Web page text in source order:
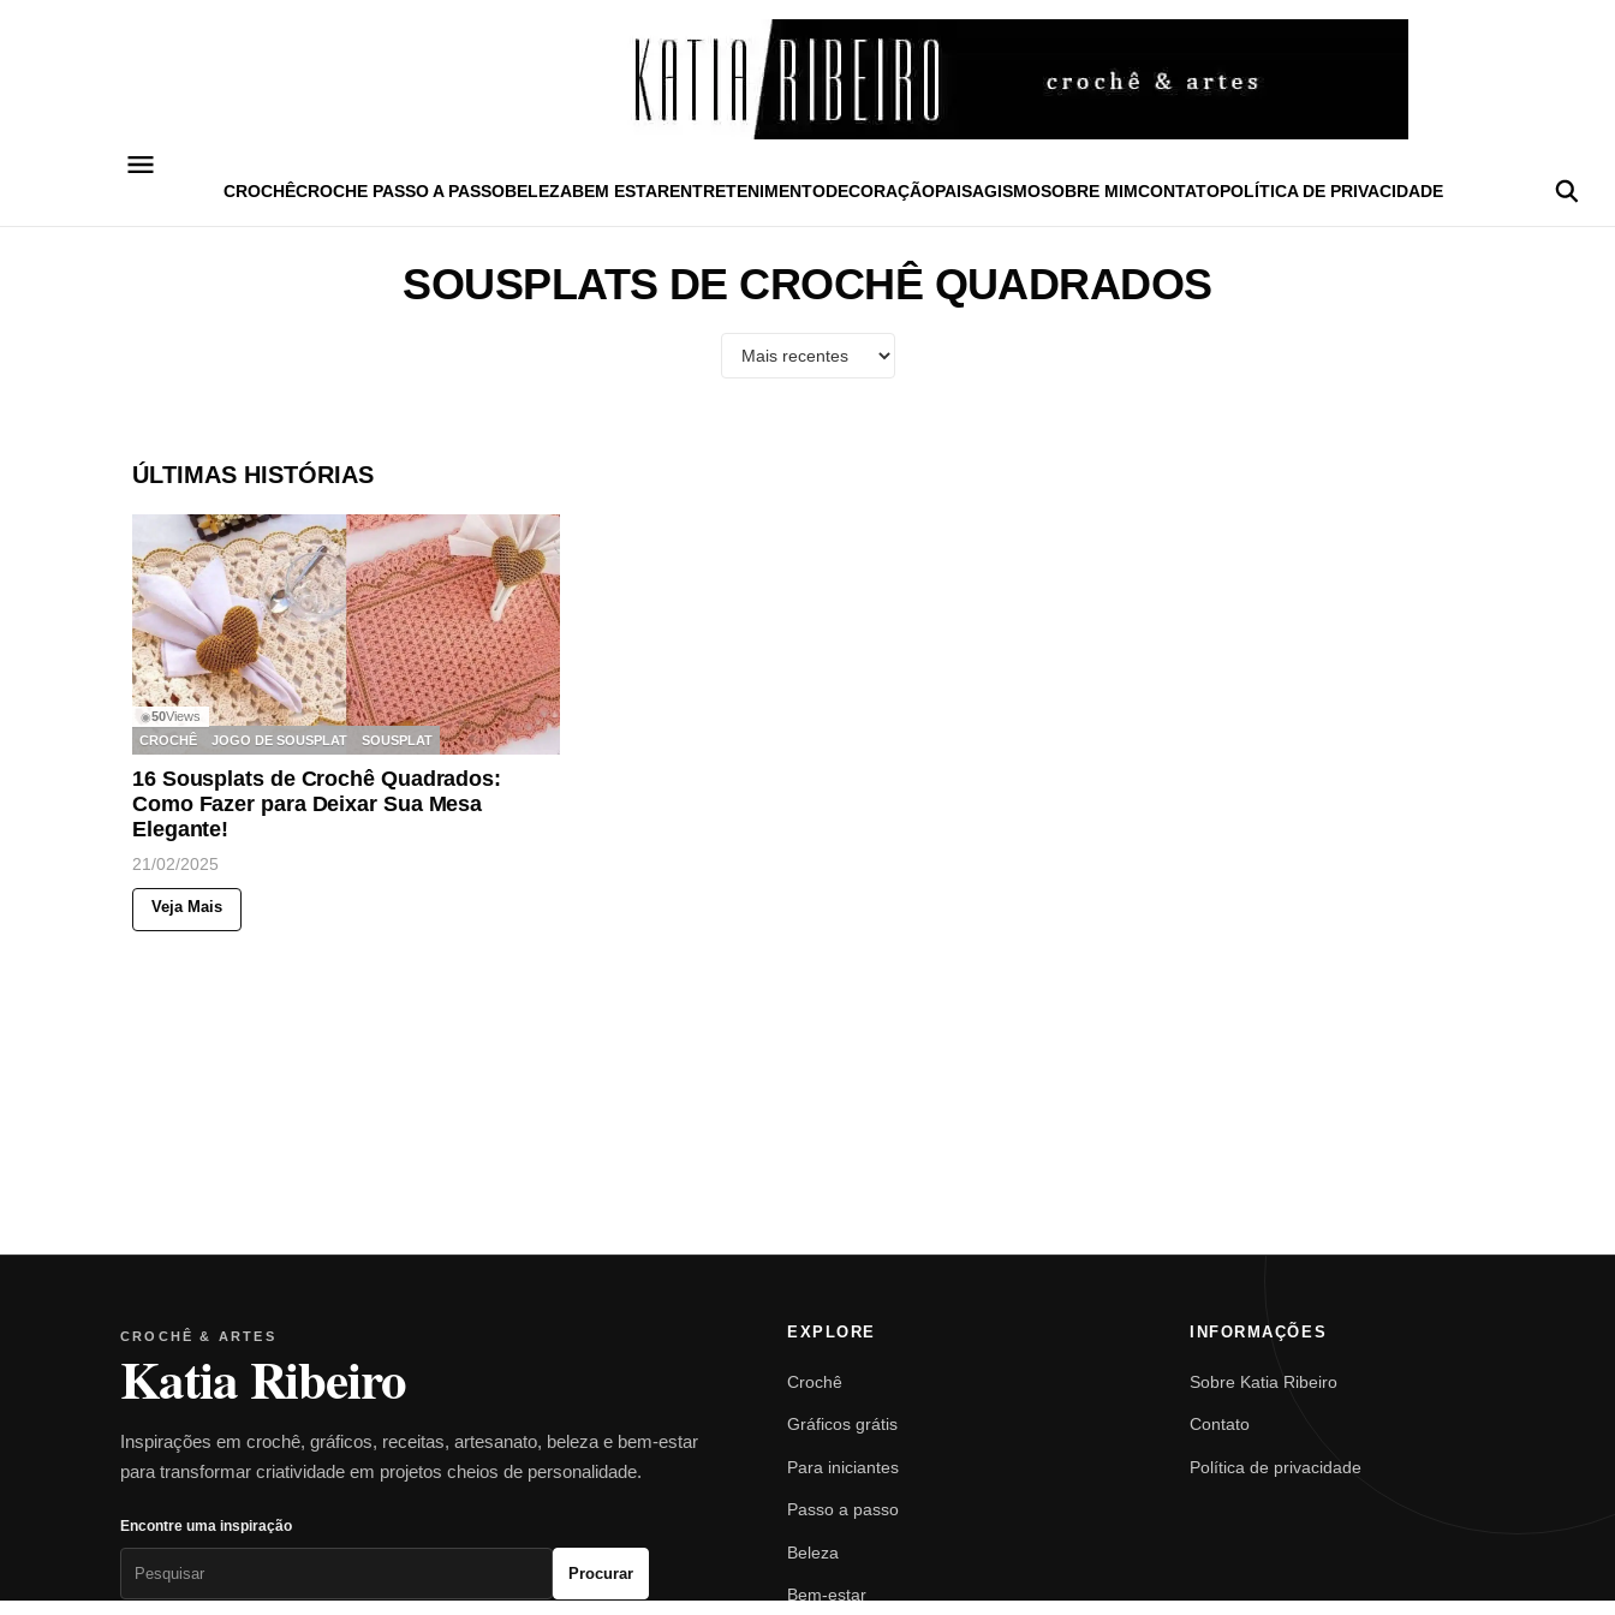
CROCHÊCROCHE PASSO A PASSOBELEZABEM ESTARENTRETENIMENTODECORAÇÃOPAISAGISMOSOBRE MIMCONTATOPOLÍTICA DE PRIVACIDADE
SOUSPLATS DE CROCHÊ QUADRADOS
ÚLTIMAS HISTÓRIAS
◉50Views
CROCHÊ
JOGO DE SOUSPLAT SOUSPLAT
16 Sousplats de Crochê Quadrados:
Como Fazer para Deixar Sua Mesa
Elegante!
21/02/2025
Veja Mais
CROCHÊ & ARTES
Katia Ribeiro
Inspirações em crochê, gráficos, receitas, artesanato, beleza e bem-estar
para transformar criatividade em projetos cheios de personalidade.
Encontre uma inspiração
Procurar
EXPLORE
Crochê
Gráficos grátis
Para iniciantes
Passo a passo
Beleza
Bem-estar
INFORMAÇÕES
Sobre Katia Ribeiro
Contato
Política de privacidade